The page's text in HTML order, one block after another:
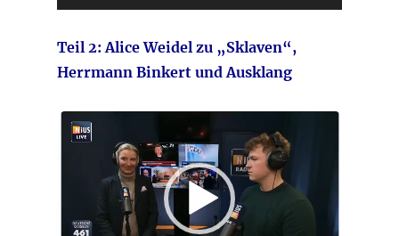
Teil 2: Alice Weidel zu „Sklaven“,
Herrmann Binkert und Ausklang
Video-
Player